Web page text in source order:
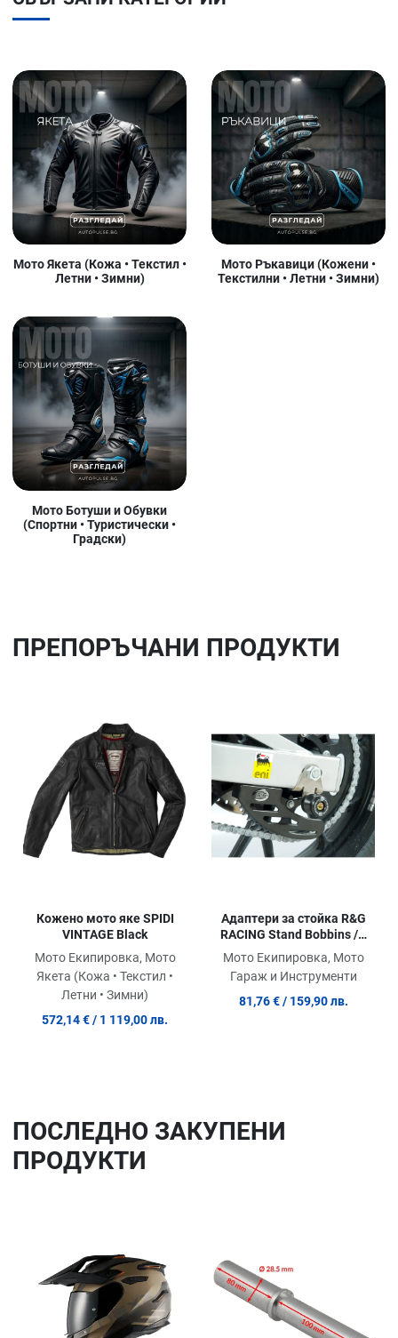
Мото Якета (Кожа • Текстил •
Летни • Зимни)
Мото Ръкавици (Кожени •
Текстилни • Летни • Зимни)
Мото Ботуши и Обувки
(Спортни • Туристически •
Градски)
ПРЕПОРЪЧАНИ ПРОДУКТИ
Сравни продукт
Quick View
Кожено мото яке SPIDI
VINTAGE Black
Мото Екипировка, Мото
Якета (Кожа • Текстил •
Летни • Зимни)
572,14 €/ 1 119,00 лв.
Адаптери за стойка R&G
RACING Stand Bobbins /w
Mounting Plate Silver Aprilia
RS4 50 11-16 / 125 10-17
Мото Екипировка, Мото
Гараж и Инструменти
81,76 € / 159,90 лв.
ПОСЛЕДНO ЗАКУПЕНИ
ПРОДУКТИ
Сравни продукт
Quick View